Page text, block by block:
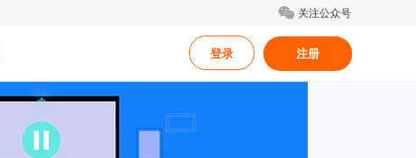
关注公众号
登录 注册